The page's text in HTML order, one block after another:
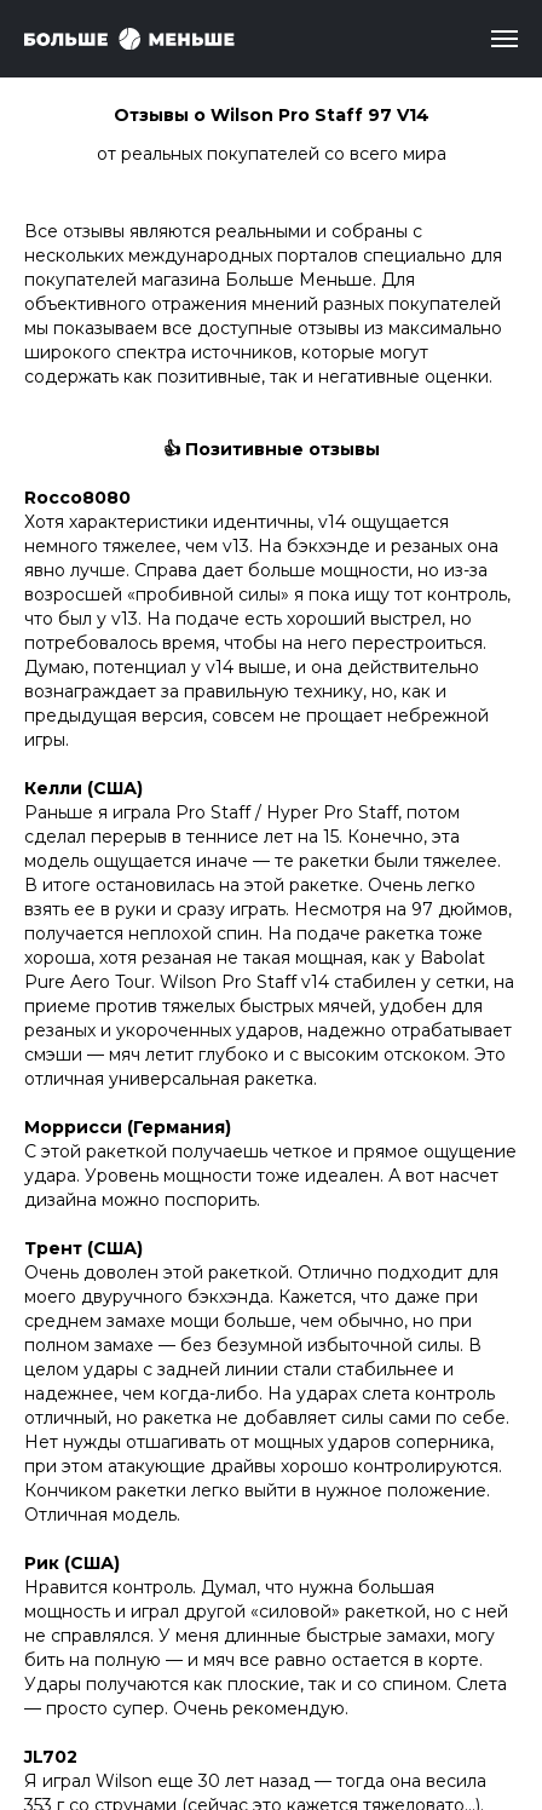
Отзывы о Wilson Pro Staff 97 V14
от реальных покупателей со всего мира
Все отзывы являются реальными и собраны с
нескольких международных порталов специально для
покупателей магазина Больше Меньше. Для
объективного отражения мнений разных покупателей
мы показываем все доступные отзывы из максимально
широкого спектра источников, которые могут
содержать как позитивные, так и негативные оценки.
👍 Позитивные отзывы
Rocco8080
Хотя характеристики идентичны, v14 ощущается
немного тяжелее, чем v13. На бэкхэнде и резаных она
явно лучше. Справа дает больше мощности, но из-за
возросшей «пробивной силы» я пока ищу тот контроль,
что был у v13. На подаче есть хороший выстрел, но
потребовалось время, чтобы на него перестроиться.
Думаю, потенциал у v14 выше, и она действительно
вознаграждает за правильную технику, но, как и
предыдущая версия, совсем не прощает небрежной
игры.
Келли (США)
Раньше я играла Pro Staff / Hyper Pro Staff, потом
сделал перерыв в теннисе лет на 15. Конечно, эта
модель ощущается иначе — те ракетки были тяжелее.
В итоге остановилась на этой ракетке. Очень легко
взять ее в руки и сразу играть. Несмотря на 97 дюймов,
получается неплохой спин. На подаче ракетка тоже
хороша, хотя резаная не такая мощная, как у Babolat
Pure Aero Tour. Wilson Pro Staff v14 стабилен у сетки, на
приеме против тяжелых быстрых мячей, удобен для
резаных и укороченных ударов, надежно отрабатывает
смэши — мяч летит глубоко и с высоким отскоком. Это
отличная универсальная ракетка.
Моррисси (Германия)
С этой ракеткой получаешь четкое и прямое ощущение
удара. Уровень мощности тоже идеален. А вот насчет
дизайна можно поспорить.
Трент (США)
Очень доволен этой ракеткой. Отлично подходит для
моего двуручного бэкхэнда. Кажется, что даже при
среднем замахе мощи больше, чем обычно, но при
полном замахе — без безумной избыточной силы. В
целом удары с задней линии стали стабильнее и
надежнее, чем когда-либо. На ударах слета контроль
отличный, но ракетка не добавляет силы сами по себе.
Нет нужды отшагивать от мощных ударов соперника,
при этом атакующие драйвы хорошо контролируются.
Кончиком ракетки легко выйти в нужное положение.
Отличная модель.
Рик (США)
Нравится контроль. Думал, что нужна большая
мощность и играл другой «силовой» ракеткой, но с ней
не справлялся. У меня длинные быстрые замахи, могу
бить на полную — и мяч все равно остается в корте.
Удары получаются как плоские, так и со спином. Слета
— просто супер. Очень рекомендую.
JL702
Я играл Wilson еще 30 лет назад — тогда она весила
353 г со струнами (сейчас это кажется тяжеловато…).